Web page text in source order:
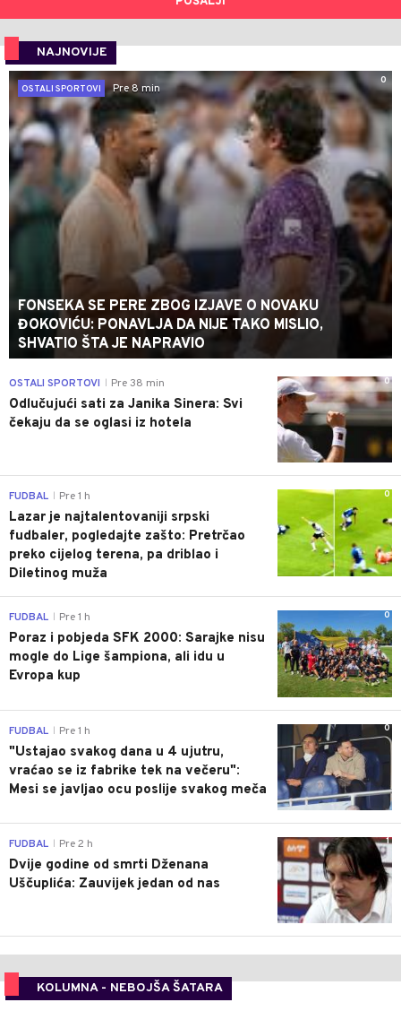
NAJNOVIJE
0
OSTALI SPORTOVI
Pre 8 min
FONSEKA SE PERE ZBOG IZJAVE O NOVAKU
ĐOKOVIĆU: PONAVLJA DA NIJE TAKO MISLIO,
SHVATIO ŠTA JE NAPRAVIO
0
OSTALI SPORTOVI Pre 38 min
Odlučujući sati za Janika Sinera: Svi
čekaju da se oglasi iz hotela
0
FUDBAL Pre 1 h
Lazar je najtalentovaniji srpski
fudbaler, pogledajte zašto: Pretrčao
preko cijelog terena, pa driblao i
Diletinog muža
0
FUDBAL Pre 1 h
Poraz i pobjeda SFK 2000: Sarajke nisu
mogle do Lige šampiona, ali idu u
Evropa kup
0
FUDBAL Pre 1 h
"Ustajao svakog dana u 4 ujutru,
vraćao se iz fabrike tek na večeru":
Mesi se javljao ocu poslije svakog meča
1
FUDBAL Pre 2 h
Dvije godine od smrti Dženana
Uščuplića: Zauvijek jedan od nas
KOLUMNA - NEBOJŠA ŠATARA